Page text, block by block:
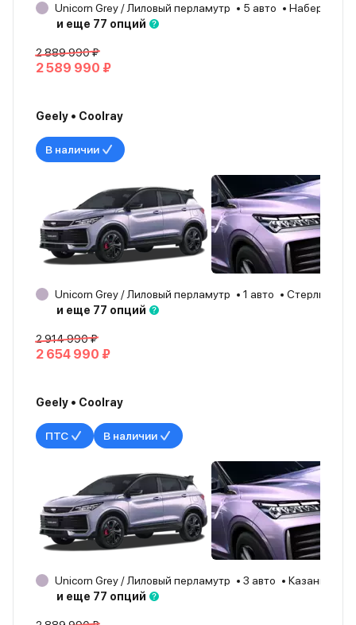
Unicorn Grey / Лиловый перламутр 5 авто
и еще 77 опций
2 889 990 ₽
2 589 990 ₽
Geely • Coolray
В наличии
Unicorn Grey / Лиловый перламутр 1 авто
Стерлитамак
и еще 77 опций
2 914 990 ₽
2 654 990 ₽
Geely • Coolray
ПТС В наличии
Unicorn Grey / Лиловый перламутр 3 авто Казань
и еще 77 опций